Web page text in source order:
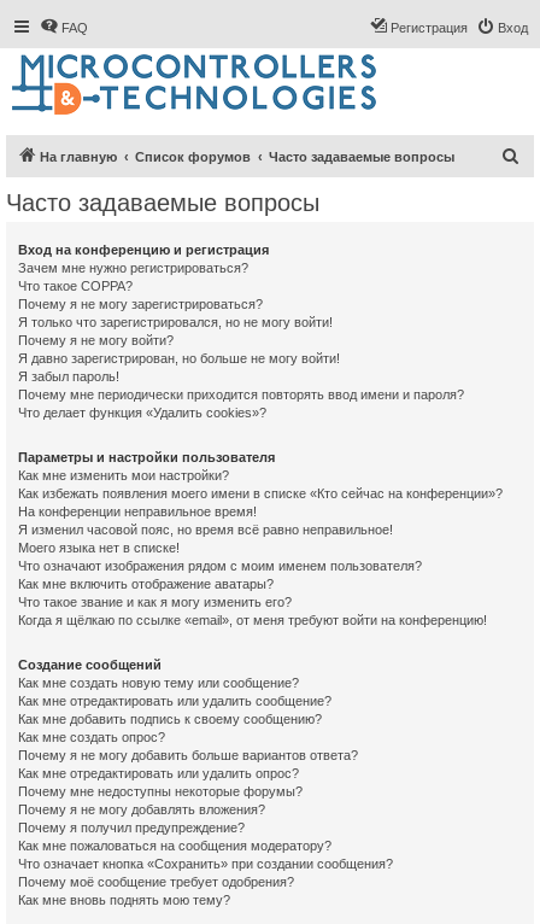
FAQ Вход
Регистрация
На главную Список форумов Часто задаваемые вопросы
Часто задаваемые вопросы
Вход на конференцию и регистрация
Зачем мне нужно регистрироваться?
Что такое COPPA?
Почему я не могу зарегистрироваться?
Я только что зарегистрировался, но не могу войти!
Почему я не могу войти?
Я давно зарегистрирован, но больше не могу войти!
Я забыл пароль!
Почему мне периодически приходится повторять ввод имени и пароля?
Что делает функция «Удалить cookies»?
Параметры и настройки пользователя
Как мне изменить мои настройки?
Как избежать появления моего имени в списке «Кто сейчас на конференции»?
На конференции неправильное время!
Я изменил часовой пояс, но время всё равно неправильное!
Моего языка нет в списке!
Что означают изображения рядом с моим именем пользователя?
Как мне включить отображение аватары?
Что такое звание и как я могу изменить его?
Когда я щёлкаю по ссылке «email», от меня требуют войти на конференцию!
Создание сообщений
Как мне создать новую тему или сообщение?
Как мне отредактировать или удалить сообщение?
Как мне добавить подпись к своему сообщению?
Как мне создать опрос?
Почему я не могу добавить больше вариантов ответа?
Как мне отредактировать или удалить опрос?
Почему мне недоступны некоторые форумы?
Почему я не могу добавлять вложения?
Почему я получил предупреждение?
Как мне пожаловаться на сообщения модератору?
Что означает кнопка «Сохранить» при создании сообщения?
Почему моё сообщение требует одобрения?
Как мне вновь поднять мою тему?